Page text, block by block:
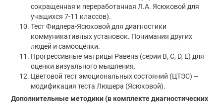
сокращенная и переработанная Л.А. Ясюковой для
учащихся 7-11 классов).
Тест Фидлера-Ясюковой для диагностики
коммуникативных установок. Понимания других
людей и самооценки.
Прогрессивные матрицы Равена (серии В, С, D, E) для
оценки визуального мышления.
Цветовой тест эмоциональных состояний (ЦТЭС) –
модификация теста Люшера (Ясюковой).
Дополнительные методики (в комплекте диагностических